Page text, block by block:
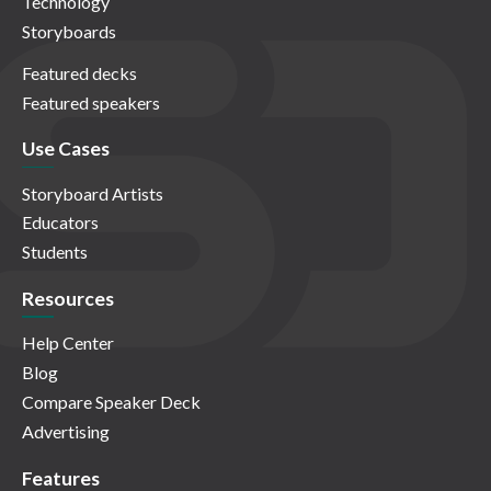
Storyboards
Featured decks
Featured speakers
Use Cases
Storyboard Artists
Educators
Students
Resources
Help Center
Blog
Compare Speaker Deck
Advertising
Features